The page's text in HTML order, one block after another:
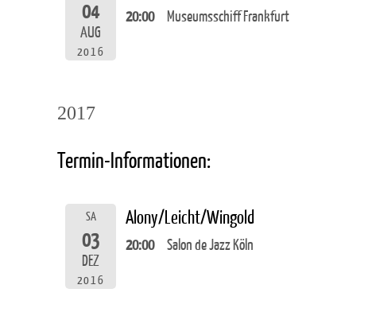
04
AUG
2016
20:00 Museumsschiff Frankfurt
2017
Termin-Informationen:
SA
03
DEZ
2016
Alony/Leicht/Wingold
20:00 Salon de Jazz Köln